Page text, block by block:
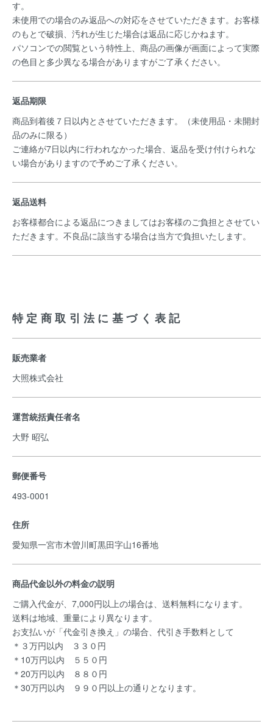
す。
未使用での場合のみ返品への対応をさせていただきます。お客様
のもとで破損、汚れが生じた場合は返品に応じかねます。
パソコンでの閲覧という特性上、商品の画像が画面によって実際
の色目と多少異なる場合がありますがご了承ください。
返品期限
商品到着後７日以内とさせていただきます。（未使用品・未開封
品のみに限る）
ご連絡が7日以内に行われなかった場合、返品を受け付けられな
い場合がありますので予めご了承ください。
返品送料
お客様都合による返品につきましてはお客様のご負担とさせてい
ただきます。不良品に該当する場合は当方で負担いたします。
特定商取引法に基づく表記
販売業者
大照株式会社
運営統括責任者名
大野 昭弘
郵便番号
493-0001
住所
愛知県一宮市木曽川町黒田字山16番地
商品代金以外の料金の説明
ご購入代金が、7,000円以上の場合は、送料無料になります。
送料は地域、重量により異なります。
お支払いが「代金引き換え」の場合、代引き手数料として
＊３万円以内 ３３０円
＊10万円以内 ５５０円
＊20万円以内 ８８０円
＊30万円以内 ９９０円以上の通りとなります。